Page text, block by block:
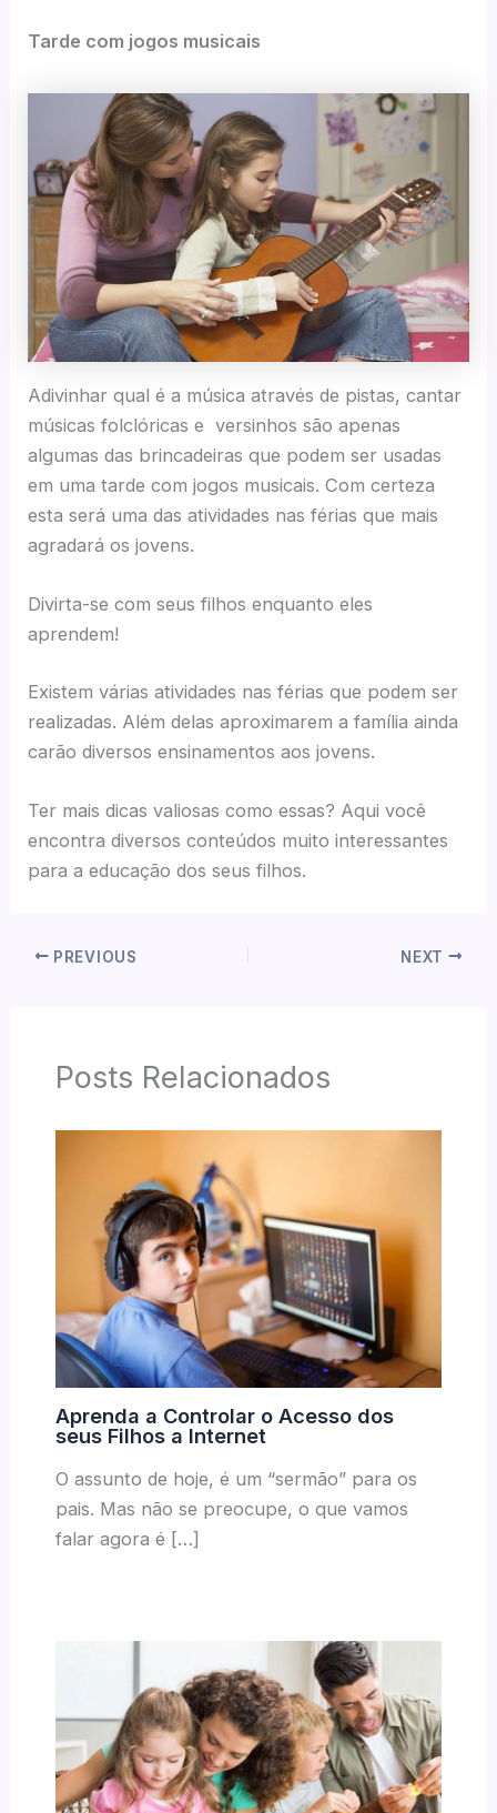
Tarde com jogos musicais
Adivinhar qual é a música através de pistas, cantar
músicas folclóricas e versinhos são apenas
algumas das brincadeiras que podem ser usadas
em uma tarde com jogos musicais. Com certeza
esta será uma das atividades nas férias que mais
agradará os jovens.
Divirta-se com seus filhos enquanto eles
aprendem!
Existem várias atividades nas férias que podem ser
realizadas. Além delas aproximarem a família ainda
carão diversos ensinamentos aos jovens.
Ter mais dicas valiosas como essas? Aqui você
encontra diversos conteúdos muito interessantes
para a educação dos seus filhos.
PREVIOUS NEXT
Posts Relacionados
Aprenda a Controlar o Acesso dos
seus Filhos a Internet
O assunto de hoje, é um “sermão” para os
pais. Mas não se preocupe, o que vamos
falar agora é […]